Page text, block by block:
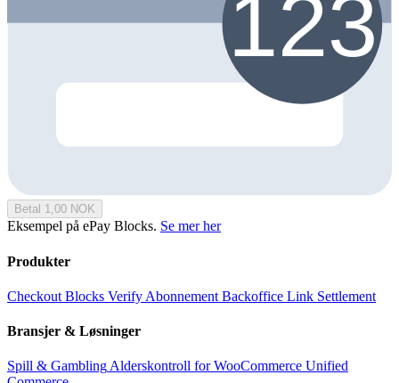
Betal 1,00 NOK
Eksempel på ePay Blocks. Se mer her
Produkter
Checkout Blocks Verify Abonnement Backoffice Link Settlement
Bransjer & Løsninger
Spill & GamblingAlderskontroll for WooCommerce Unified